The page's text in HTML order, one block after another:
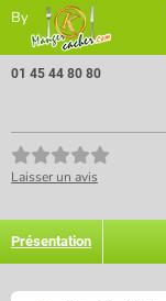
By
01 45 44 80 80
Laisser un avis
Présentation